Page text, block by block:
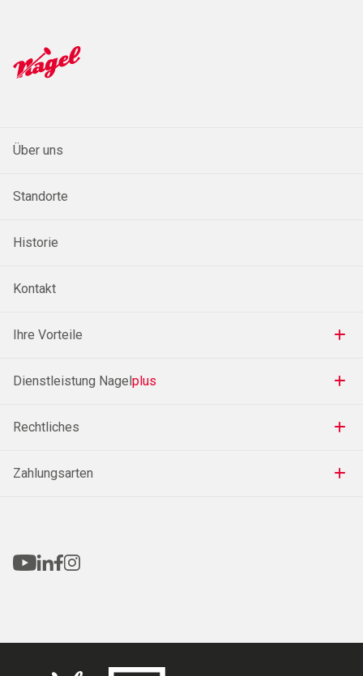
Über uns
Standorte
Historie
Kontakt
Ihre Vorteile
Dienstleistung Nagelplus
Rechtliches
Zahlungsarten